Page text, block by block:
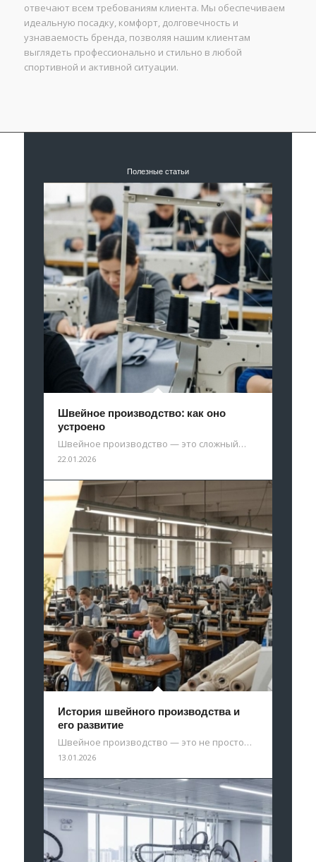
отвечают всем требованиям клиента. Мы обеспечиваем
идеальную посадку, комфорт, долговечность и
узнаваемость бренда, позволяя нашим клиентам
выглядеть профессионально и стильно в любой
спортивной и активной ситуации.
Полезные статьи
Швейное производство: как оно
устроено
Швейное производство — это сложный…
22.01.2026
История швейного производства и
его развитие
Швейное производство — это не просто…
13.01.2026